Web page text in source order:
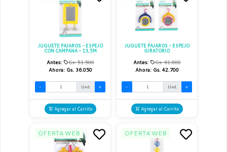
JUGUETE PAJAROS - ESPEJO
CON CAMPANA - 13,5M
Antes:
Gs. 51.500
Ahora: Gs. 36.050
- Und. +
Agregar al Carrito
JUGUETE PAJAROS - ESPEJO
GIRATORIO
Antes:
Gs. 61.000
Ahora: Gs. 42.700
- Und. +
Agregar al Carrito
OFERTA WEB OFERTA WEB